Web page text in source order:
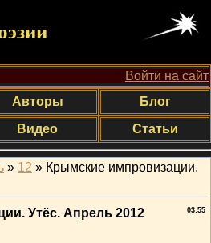
Войти на сайт
Авторы
Блог
Видео Статьи
» 12 » Крымские импровизации.
03:55
Утёс. Апрель 2012